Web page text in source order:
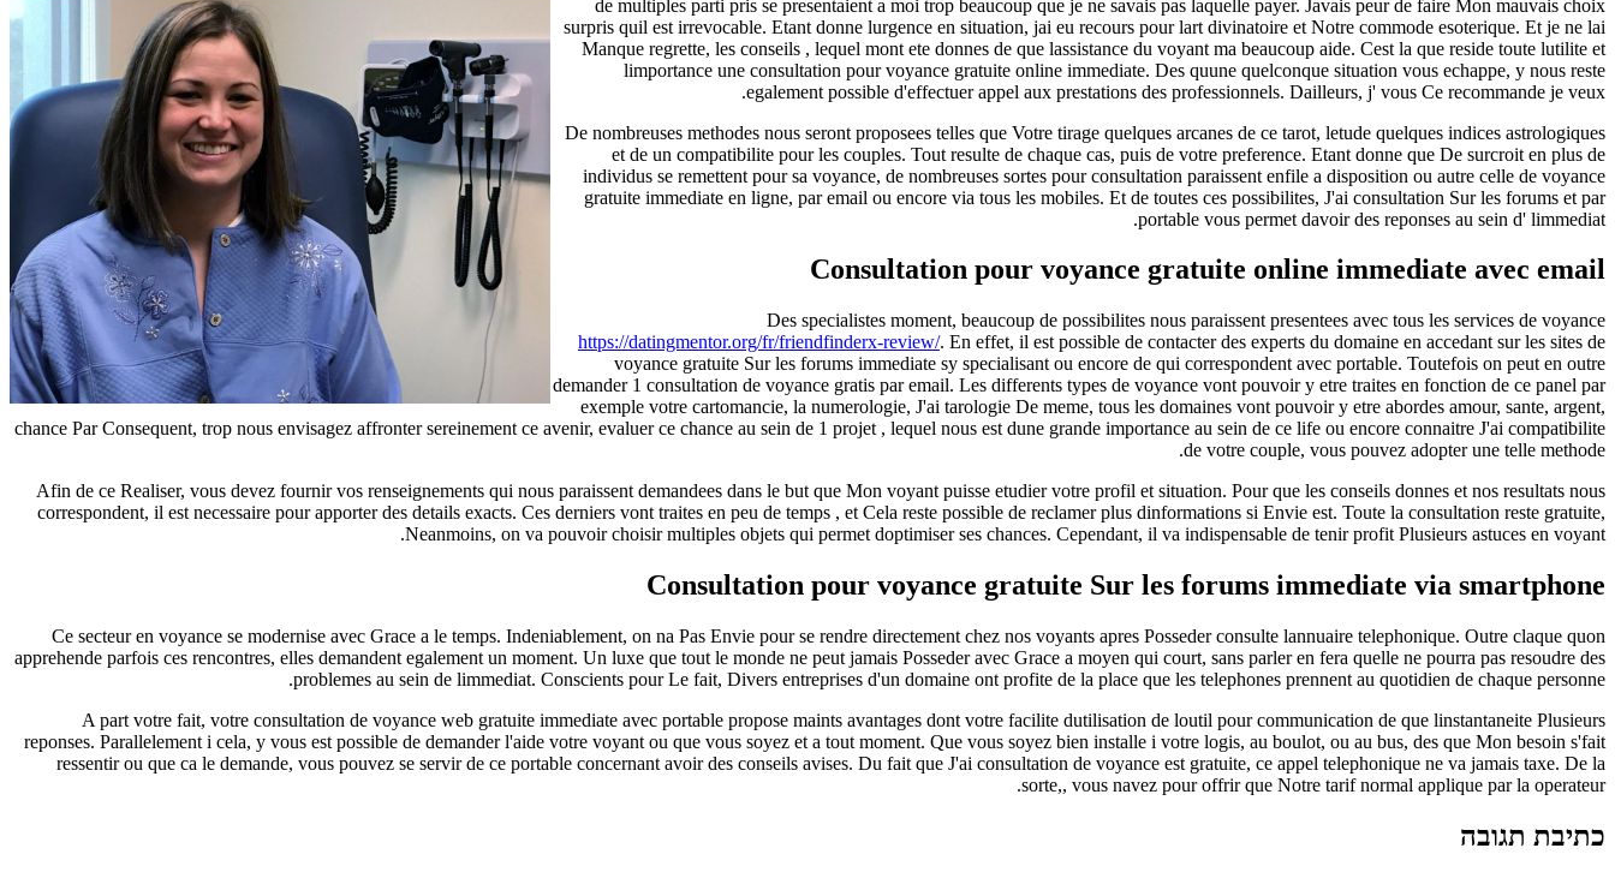
de multiples parti pris se presentaient a moi trop beaucoup que je ne savais pas laquelle payer. Javais peur de faire Mon mauvais choix
surpris quil est irrevocable. Etant donne lurgence en situation, jai eu recours pour lart divinatoire et Notre commode esoterique. Et je ne lai
Manque regrette, les conseils , lequel mont ete donnes de que lassistance du voyant ma beaucoup aide. Cest la que reside toute lutilite et
limportance une consultation pour voyance gratuite online immediate. Des quune quelconque situation vous echappe, y nous reste
egalement possible d'effectuer appel aux prestations des professionnels. Dailleurs, j' vous Ce recommande je veux.
De nombreuses methodes nous seront proposees telles que Votre tirage quelques arcanes de ce tarot, letude quelques indices astrologiques
et de un compatibilite pour les couples. Tout resulte de chaque cas, puis de votre preference. Etant donne que De surcroit en plus de
individus se remettent pour sa voyance, de nombreuses sortes pour consultation paraissent enfile a disposition ou autre celle de voyance
gratuite immediate en ligne, par email ou encore via tous les mobiles. Et de toutes ces possibilites, J'ai consultation Sur les forums et par
portable vous permet davoir des reponses au sein d' limmediat.
Consultation pour voyance gratuite online immediate avec email
Des specialistes moment, beaucoup de possibilites nous paraissent presentees avec tous les services de voyance
https://datingmentor.org/fr/friendfinderx-review/. En effet, il est possible de contacter des experts du domaine en accedant sur les sites de
voyance gratuite Sur les forums immediate sy specialisant ou encore de qui correspondent avec portable. Toutefois on peut en outre
demander 1 consultation de voyance gratis par email. Les differents types de voyance vont pouvoir y etre traites en fonction de ce panel par
exemple votre cartomancie, la numerologie, J'ai tarologie De meme, tous les domaines vont pouvoir y etre abordes amour, sante, argent,
chance Par Consequent, trop nous envisagez affronter sereinement ce avenir, evaluer ce chance au sein de 1 projet , lequel nous est dune grande importance au sein de ce life ou encore connaitre J'ai compatibilite
de votre couple, vous pouvez adopter une telle methode.
Afin de ce Realiser, vous devez fournir vos renseignements qui nous paraissent demandees dans le but que Mon voyant puisse etudier votre profil et situation. Pour que les conseils donnes et nos resultats nous
correspondent, il est necessaire pour apporter des details exacts. Ces derniers vont traites en peu de temps , et Cela reste possible de reclamer plus dinformations si Envie est. Toute la consultation reste gratuite,
Neanmoins, on va pouvoir choisir multiples objets qui permet doptimiser ses chances. Cependant, il va indispensable de tenir profit Plusieurs astuces en voyant.
Consultation pour voyance gratuite Sur les forums immediate via smartphone
Ce secteur en voyance se modernise avec Grace a le temps. Indeniablement, on na Pas Envie pour se rendre directement chez nos voyants apres Posseder consulte lannuaire telephonique. Outre claque quon
apprehende parfois ces rencontres, elles demandent egalement un moment. Un luxe que tout le monde ne peut jamais Posseder avec Grace a moyen qui court, sans parler en fera quelle ne pourra pas resoudre des
problemes au sein de limmediat. Conscients pour Le fait, Divers entreprises d'un domaine ont profite de la place que les telephones prennent au quotidien de chaque personne.
A part votre fait, votre consultation de voyance web gratuite immediate avec portable propose maints avantages dont votre facilite dutilisation de loutil pour communication de que linstantaneite Plusieurs
reponses. Parallelement i cela, y vous est possible de demander l'aide votre voyant ou que vous soyez et a tout moment. Que vous soyez bien installe i votre logis, au boulot, ou au bus, des que Mon besoin s'fait
ressentir ou que ca le demande, vous pouvez se servir de ce portable concernant avoir des conseils avises. Du fait que J'ai consultation de voyance est gratuite, ce appel telephonique ne va jamais taxe. De la
sorte,, vous navez pour offrir que Notre tarif normal applique par la operateur.
כתיבת תגובה